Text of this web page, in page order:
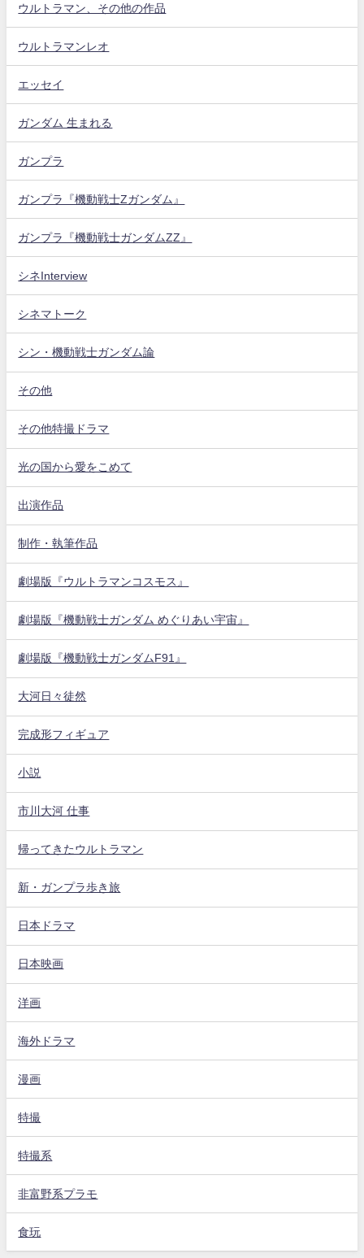
ウルトラマン、その他の作品
ウルトラマンレオ
エッセイ
ガンダム 生まれる
ガンプラ
ガンプラ『機動戦士Zガンダム』
ガンプラ『機動戦士ガンダムZZ』
シネInterview
シネマトーク
シン・機動戦士ガンダム論
その他
その他特撮ドラマ
光の国から愛をこめて
出演作品
制作・執筆作品
劇場版『ウルトラマンコスモス』
劇場版『機動戦士ガンダム めぐりあい宇宙』
劇場版『機動戦士ガンダムF91』
大河日々徒然
完成形フィギュア
小説
市川大河 仕事
帰ってきたウルトラマン
新・ガンプラ歩き旅
日本ドラマ
日本映画
洋画
海外ドラマ
漫画
特撮
特撮系
非富野系プラモ
食玩